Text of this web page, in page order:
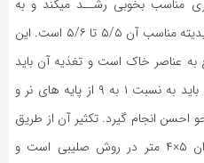
مناسب بخوبی رشــد میکند و به
خاکهای شنی هوموسدار نیاز دارد. اسیدیته مناسب آن ۵/۵ تا ۵/۶ است. این
عناصر خاک است و تغذیه آن باید
بخوبی صورت گیرد. برای احداث باغ باید به نسبت ۱ به ۹ از پایه های نر و
احسن انجام گیرد. تکثیر آن از طریق
قلمه و فاصله درختان در شمال ایران ۵×۴ متر در روش صلیبی است و